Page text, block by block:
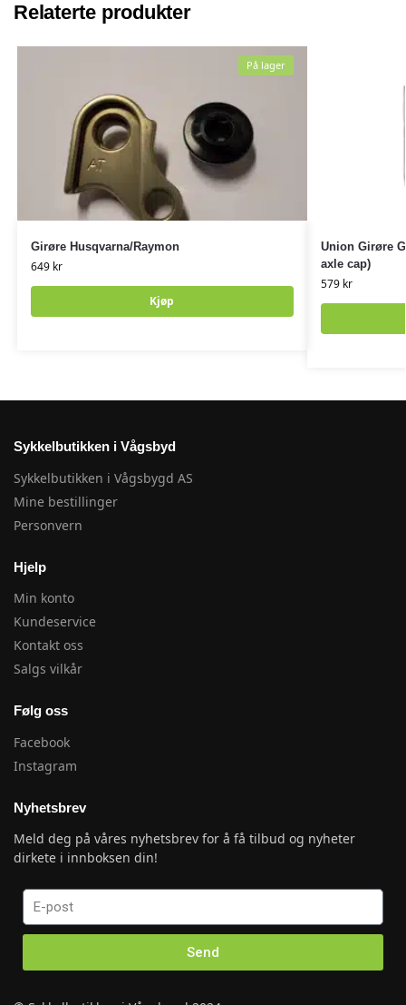
Relaterte produkter
Girøre Husqvarna/Raymon
649 kr
Kjøp
På lager
Union Girøre
axle cap)
579 kr
Sykkelbutikken i Vågsbyd
Sykkelbutikken i Vågsbygd AS
Mine bestillinger
Personvern
Hjelp
Min konto
Kundeservice
Kontakt oss
Salgs vilkår
Følg oss
Facebook
Instagram
Nyhetsbrev
Meld deg på våres nyhetsbrev for å få tilbud og nyheter
dirkete i innboksen din!
Send